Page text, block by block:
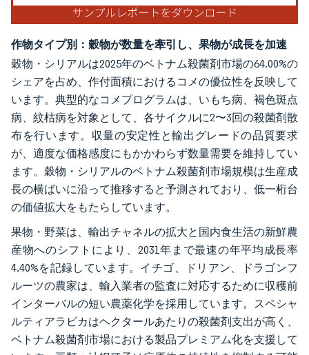
作物タイプ別：穀物が数量を牽引し、果物が成長を加速
穀物・シリアルは2025年のベトナム殺菌剤市場の64.00%の
シェアを占め、作付面積におけるコメの優位性を反映して
います。典型的なコメプログラムは、いもち病、褐色斑点
病、紋枯病を対象として、各サイクルに2〜3回の殺菌剤散
布を行います。収量の安定性と輸出グレードの品質要求
が、適度な価格感度にもかかわらず数量需要を維持してい
ます。穀物・シリアルのベトナム殺菌剤市場規模は生産成
長の横ばいに沿って推移すると予測されており、低一桁台
の価値拡大をもたらしています。
果物・野菜は、輸出チャネルの拡大と国内食生活の新鮮農
産物へのシフトにより、2031年まで最速の年平均成長率
4.40%を記録しています。イチゴ、ドリアン、ドラゴンフ
ルーツの農家は、輸入業者の監査に対応するために収穫前
インターバルの短い農薬化学を採用しています。スペシャ
ルティアラビカはヘクタールあたりの殺菌剤支出が高く、
ベトナム殺菌剤市場における製品プレミアム化を支援して